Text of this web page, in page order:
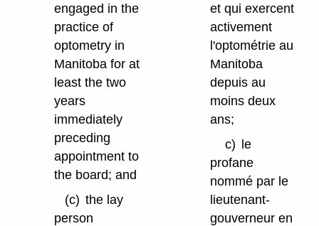
engaged in the
practice of
optometry in
Manitoba for at
least the two
years
immediately
preceding
appointment to
the board; and
(c) the lay
person
et qui exercent
activement
l'optométrie au
Manitoba
depuis au
moins deux
ans;
c) le
profane
nommé par le
lieutenant-
gouverneur en